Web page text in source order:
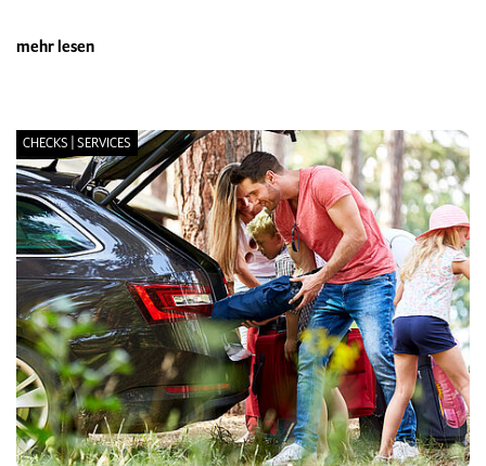
mehr lesen
CHECKS | SERVICES